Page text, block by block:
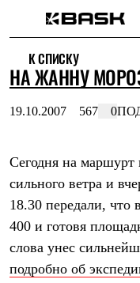
Интернет-магазин
Мужская одежда
Утепленная пухом
Куртки
Брюки
Утепленная синтетикой
Куртки
Штормовая одежда
Куртки
Софтшелл одежда
Куртки
К СПИСКУ
НА ЖАННУ
19.10.2007 567 0
Сегодня на
сильного ветра и
18.30 передали, что
400 и готовя
слова унес
подробно об